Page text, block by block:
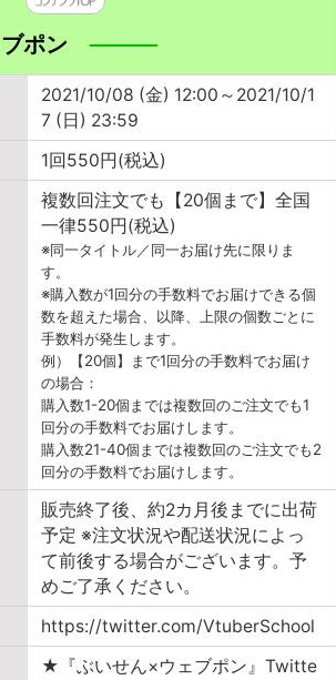
ポン
2021/10/08 (金) 12:00～2021/10/1
7 (日) 23:59
1回550円(税込)
複数回注文でも【20個まで】全国
一律550円(税込)
※同一タイトル／同一お届け先に限りま
す。
※購入数が1回分の手数料でお届けできる個
数を超えた場合、以降、上限の個数ごとに
手数料が発生します。
例）【20個】まで1回分の手数料でお届け
の場合：
購入数1-20個までは複数回のご注文でも1
回分の手数料でお届けします。
購入数21-40個までは複数回のご注文でも2
回分の手数料でお届けします。
販売終了後、約2カ月後までに出荷
予定 ※注文状況や配送状況によっ
て前後する場合がございます。予
めご了承ください。
https://twitter.com/VtuberSchool
★『ぶいせん×ウェブポン』Twitte